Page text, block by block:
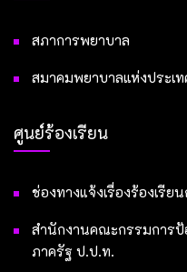
สภาการพยาบาล
สมาคมพยาบาลแห่งประเท
ศูนย์ร้องเรียน
ช่องทางแจ้งเรื่องร้องเรี
สำนักงานคณะกรรมการ
ภาครัฐ ป.ป.ท.